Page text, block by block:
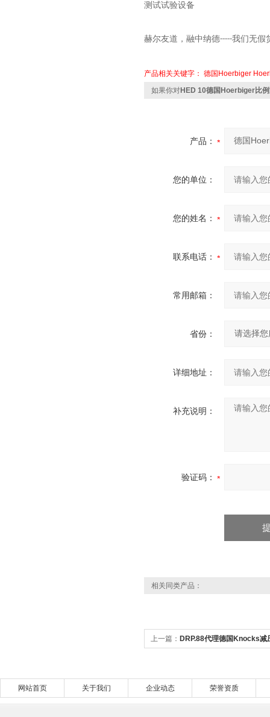
测试试验设备
赫尔友道，融中纳德-----我们无假
产品相关关键字： 德国Hoerbiger
如果你对HED 10德国Hoerbiger比
产品：
您的单位：
您的姓名：
联系电话：
常用邮箱：
省份：
详细地址：
补充说明：
验证码：
相关同类产品：
上一篇： DRP.88代理德国Knocks减
网站首页 关于我们 企业动态 荣誉资质